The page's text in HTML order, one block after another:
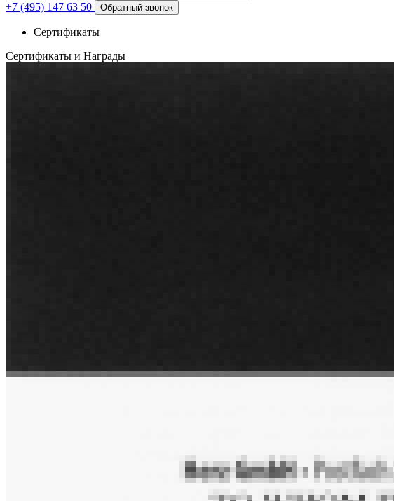
+7 (495) 147 63 50 Обратный звонок
Сертификаты
Сертификаты и Награды